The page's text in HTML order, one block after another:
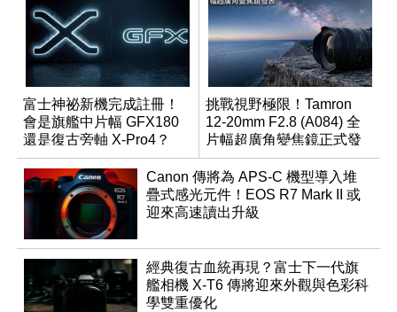
富士神祕新機完成註冊！
會是旗艦中片幅 GFX180
還是復古旁軸 X-Pro4？
挑戰視野極限！Tamron
12-20mm F2.8 (A084) 全
片幅超廣角變焦鏡正式發
表
Canon 傳將為 APS-C 機型導入堆
疊式感光元件！EOS R7 Mark II 或
迎來高速讀出升級
經典復古血統再現？富士下一代旗
艦相機 X-T6 傳將迎來外觀與色彩科
學雙重優化